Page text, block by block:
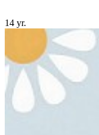
14 yr.